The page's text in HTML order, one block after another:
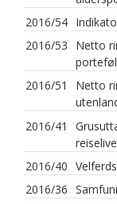
2016/54
2016/53
Netto
2016/51
Netto
2016/41
2016/40
2016/36